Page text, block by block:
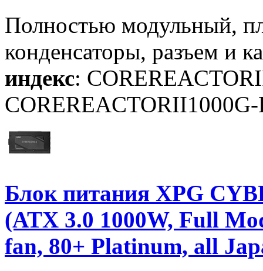
Полностью модульный,
конденсаторы, разъем и
индекс:
Блок питания XPG
(ATX 3.0 1000W, Full
fan, 80+ Platinum, all